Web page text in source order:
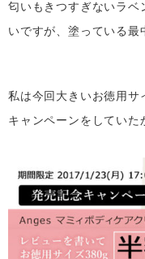
匂いもきつすぎないラベ
いですが、塗っている
私は今回大きいお徳用サ
キャンペーンをしていた